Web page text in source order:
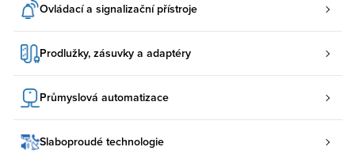
Ovládací a signalizační přístroje
Prodlužky, zásuvky a adaptéry
Průmyslová automatizace
Slaboproudé technologie